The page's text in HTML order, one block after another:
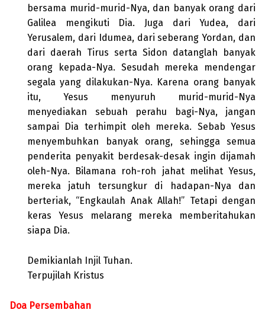
bersama murid-murid-Nya, dan banyak orang dari
Galilea mengikuti Dia. Juga dari Yudea, dari
Yerusalem, dari Idumea, dari seberang Yordan, dan
dari daerah Tirus serta Sidon datanglah banyak
orang kepada-Nya. Sesudah mereka mendengar
segala yang dilakukan-Nya. Karena orang banyak
itu, Yesus menyuruh murid-murid-Nya
menyediakan sebuah perahu bagi-Nya, jangan
sampai Dia terhimpit oleh mereka. Sebab Yesus
menyembuhkan banyak orang, sehingga semua
penderita penyakit berdesak-desak ingin dijamah
oleh-Nya. Bilamana roh-roh jahat melihat Yesus,
mereka jatuh tersungkur di hadapan-Nya dan
berteriak, “Engkaulah Anak Allah!” Tetapi dengan
keras Yesus melarang mereka memberitahukan
siapa Dia.
Demikianlah Injil Tuhan.
Terpujilah Kristus
Doa Persembahan